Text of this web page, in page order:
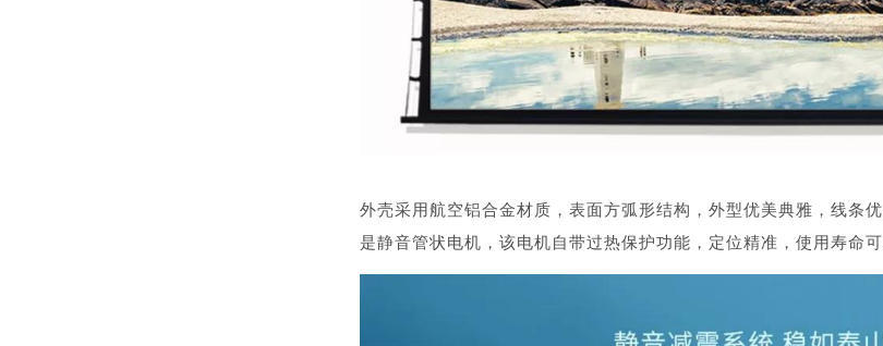
外壳采用航空铝合金材质，表面方弧形结构，外型优美典雅，线条
是静音管状电机，该电机自带过热保护功能，定位精准，使用寿命可